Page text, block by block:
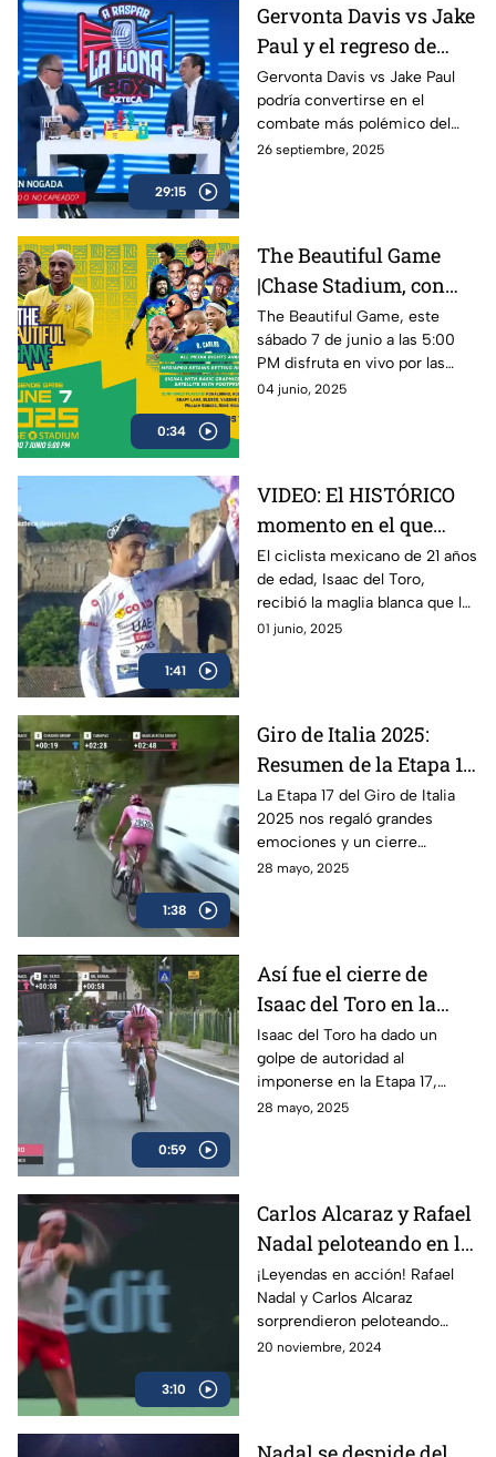
29:15
Gervonta Davis vs Jake
Paul y el regreso de
Ryan García | A Raspar
La Lona
Gervonta Davis vs Jake Paul
podría convertirse en el
combate más polémico del
año, mientras Ryan García
26 septiembre, 2025
0:34
The Beautiful Game
|Chase Stadium, con
Ronaldinho y Roberto
Carlos | 7 de junio a las
5:00 PM
The Beautiful Game, este
sábado 7 de junio a las 5:00
PM disfruta en vivo por las
plataformas de Azteca
04 junio, 2025
1:41
VIDEO: El HISTÓRICO
momento en el que
Isaac del Toro recibe la
Maglia Blanca en el
Giro de Italia 2025
El ciclista mexicano de 21 años
de edad, Isaac del Toro,
recibió la maglia blanca que lo
acredita como el mejor menor
01 junio, 2025
1:38
Giro de Italia 2025:
Resumen de la Etapa 17
y el triunfo de Isaac del
Toro
La Etapa 17 del Giro de Italia
2025 nos regaló grandes
emociones y un cierre
espectacular, en donde el líder
28 mayo, 2025
0:59
Así fue el cierre de
Isaac del Toro en la
Etapa 17 del Giro de
Italia
Isaac del Toro ha dado un
golpe de autoridad al
imponerse en la Etapa 17,
consolidándose como líder de
28 mayo, 2025
3:10
Carlos Alcaraz y Rafael
Nadal peloteando en la
Copa Davis
¡Leyendas en acción! Rafael
Nadal y Carlos Alcaraz
sorprendieron peloteando
juntos en la Copa Davis
20 noviembre, 2024